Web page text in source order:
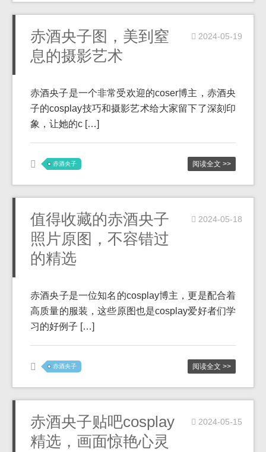
赤酒央子图，美到窒
息的摄影艺术
2024-05-19
赤酒央子是一个非常受欢迎的coser博主，赤酒央
子的cosplay技巧和摄影艺术给大家留下了深刻印
象，让她的c […]
赤酒央子 阅读全文 >>
值得收藏的赤酒央子
照片原图，不容错过
的精选
2024-05-18
赤酒央子是一位知名的cosplay博主，更是配合着
高质量的服装，这些原图也是cosplay爱好者们学
习的好例子 […]
赤酒央子 阅读全文 >>
赤酒央子贴吧cosplay
精选，画面惊艳心灵
2024-05-15